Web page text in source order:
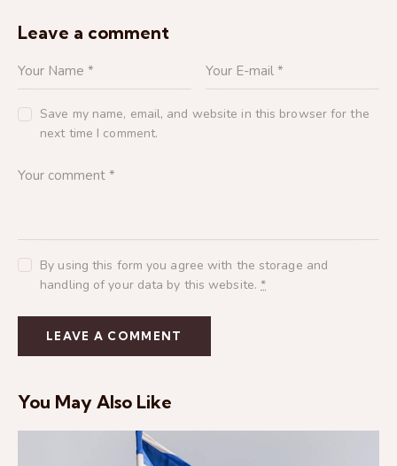
Leave a comment
Save my name, email, and website in this browser for the
next time I comment.
By using this form you agree with the storage and
handling of your data by this website.*
You May Also Like